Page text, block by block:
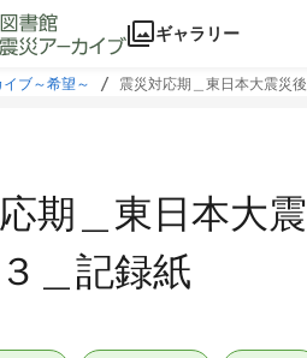
ギャラリー
ブ～希望～ 震災対応期＿東日本大震災
期＿東日本大
＿記録紙